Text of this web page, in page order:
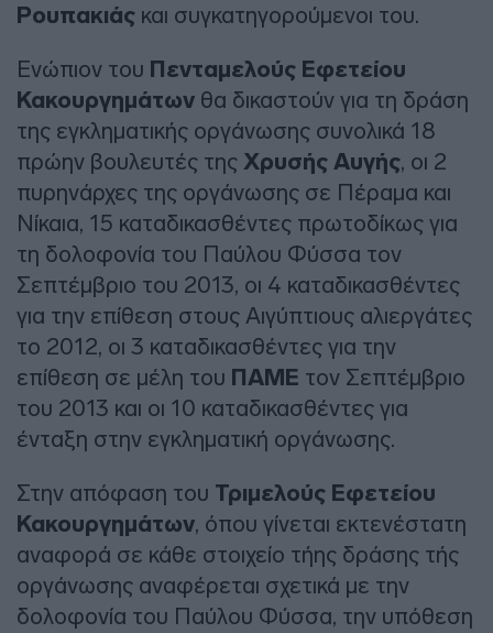
Ρουπακιάς και συγκατηγορούμενοι του.
Ενώπιον του Πενταμελούς Εφετείου
Κακουργημάτων θα δικαστούν για τη δράση
της εγκληματικής οργάνωσης συνολικά 18
πρώην βουλευτές της Χρυσής Αυγής, οι 2
πυρηνάρχες της οργάνωσης σε Πέραμα και
Νίκαια, 15 καταδικασθέντες πρωτοδίκως για
τη δολοφονία του Παύλου Φύσσα τον
Σεπτέμβριο του 2013, οι 4 καταδικασθέντες
για την επίθεση στους Αιγύπτιους αλιεργάτες
το 2012, οι 3 καταδικασθέντες για την
επίθεση σε μέλη του ΠΑΜΕ τον Σεπτέμβριο
του 2013 και οι 10 καταδικασθέντες για
ένταξη στην εγκληματική οργάνωσης.
Στην απόφαση του Τριμελούς Εφετείου
Κακουργημάτων, όπου γίνεται εκτενέστατη
αναφορά σε κάθε στοιχείο τήης δράσης τής
οργάνωσης αναφέρεται σχετικά με την
δολοφονία του Παύλου Φύσσα, την υπόθεση